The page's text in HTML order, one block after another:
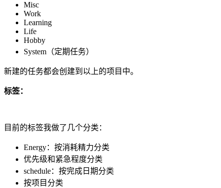
Misc
Work
Learning
Life
Hobby
System（定期任务）
新建的任务都会创建到以上的项目中。
标签：
目前的标签我做了几个分类：
Energy：按消耗精力分类
优先级和紧急程度分类
schedule：按完成日期分类
按项目分类